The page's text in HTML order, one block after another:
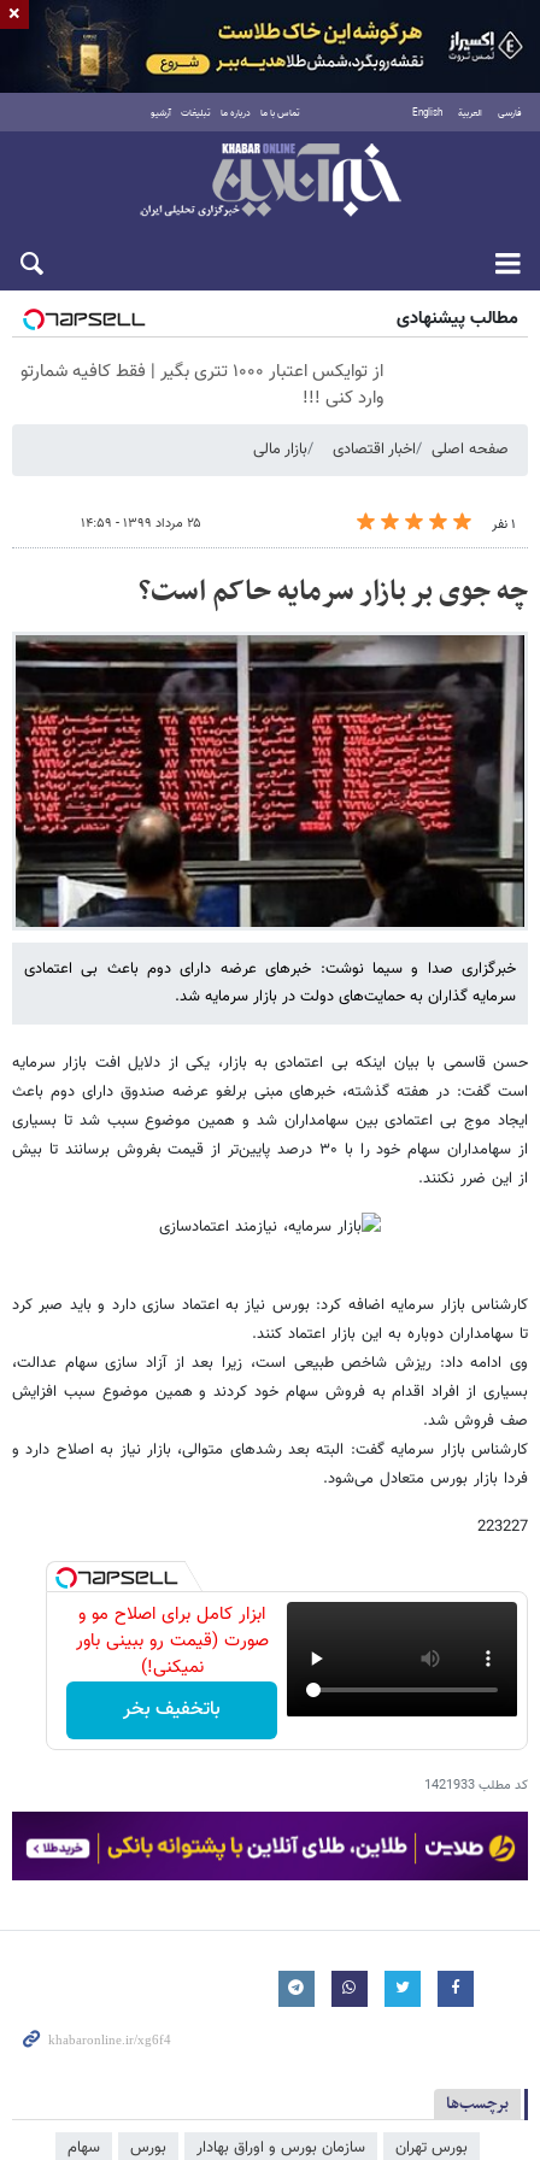
فارسی العربية English تماس با ما درباره ما تبلیغات آرشیو
پنجشنبه ۱۵ مرداد ۱۴۰۵
مطالب پیشنهادی
از توایکس اعتبار ۱۰۰۰ تتری بگیر | فقط کافیه شمارتو
وارد کنی !!!
صفحه اصلی اخبار اقتصادی بازار مالی
۱ نفر ۲۵ مرداد ۱۳۹۹ - ۱۴:۵۹
چه جوی بر بازار سرمایه حاکم است؟
خبرگزاری صدا و سیما نوشت: خبرهای عرضه دارای دوم باعث بی اعتمادی
سرمایه گذاران به حمایت‌های دولت در بازار سرمایه شد.
حسن قاسمی با بیان اینکه بی اعتمادی به بازار، یکی از دلایل افت بازار سرمایه
است گفت: در هفته گذشته، خبرهای مبنی برلغو عرضه صندوق دارای دوم باعث
ایجاد موج بی اعتمادی بین سهامداران شد و همین موضوع سبب شد تا بسیاری
از سهامداران سهام خود را با ۳۰ درصد پایین‌تر از قیمت بفروش برسانند تا بیش
از این ضرر نکنند.
کارشناس بازار سرمایه اضافه کرد: بورس نیاز به اعتماد سازی دارد و باید صبر کرد
تا سهامداران دوباره به این بازار اعتماد کنند.
وی ادامه داد: ریزش شاخص طبیعی است، زیرا بعد از آزاد سازی سهام عدالت،
بسیاری از افراد اقدام به فروش سهام خود کردند و همین موضوع سبب افزایش
صف فروش شد.
کارشناس بازار سرمایه گفت: البته بعد رشدهای متوالی، بازار نیاز به اصلاح دارد و
فردا بازار بورس متعادل می‌شود.
223227
ابزار کامل برای اصلاح مو و
صورت (قیمت رو ببینی باور
نمیکنی!)
باتخفیف بخر
کد مطلب1421933
برچسب‌ها
بورس تهران سازمان بورس و اوراق بهادار بورس سهام
×